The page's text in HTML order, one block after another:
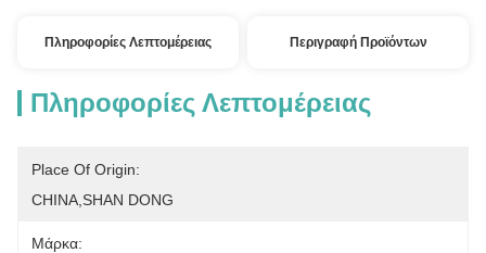
Πληροφορίες Λεπτομέρειας Περιγραφή Προϊόντων
Πληροφορίες Λεπτομέρειας
Place Of Origin:
CHINA,SHAN DONG
Μάρκα: